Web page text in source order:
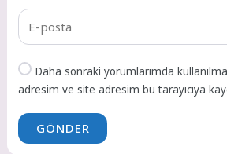
Daha sonraki yorumlarımda
adresim ve site adresim bu tarayıcıya
GÖNDER